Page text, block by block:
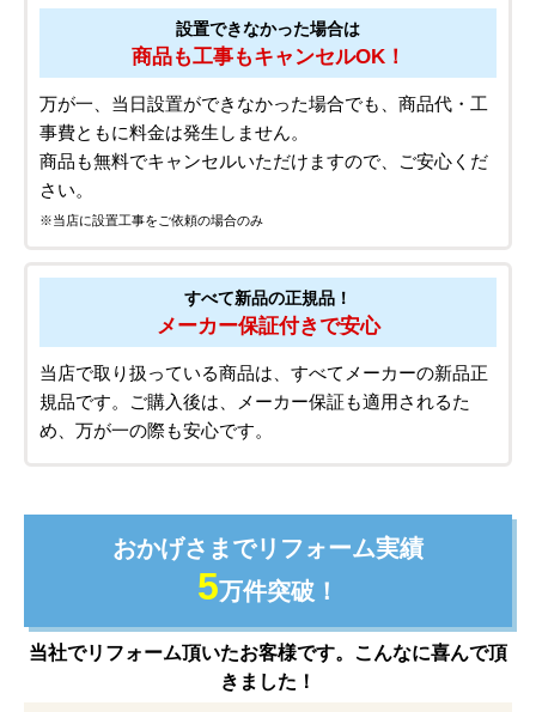
設置できなかった場合は
商品も工事もキャンセルOK！
万が一、当日設置ができなかった場合でも、商品代・工
事費ともに料金は発生しません。
商品も無料でキャンセルいただけますので、ご安心くだ
さい。
※当店に設置工事をご依頼の場合のみ
すべて新品の正規品！
メーカー保証付きで安心
当店で取り扱っている商品は、すべてメーカーの新品正
規品です。ご購入後は、メーカー保証も適用されるた
め、万が一の際も安心です。
おかげさまでリフォーム実績
5万件突破！
当社でリフォーム頂いたお客様です。こんなに喜んで頂
きました！